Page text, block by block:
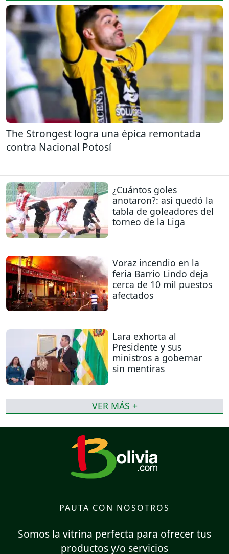
The Strongest logra una épica remontada
contra Nacional Potosí
¿Cuántos goles
anotaron?: así quedó la
tabla de goleadores del
torneo de la Liga
Voraz incendio en la
feria Barrio Lindo deja
cerca de 10 mil puestos
afectados
Lara exhorta al
Presidente y sus
ministros a gobernar
sin mentiras
VER MÁS +
PAUTA CON NOSOTROS
Somos la vitrina perfecta para ofrecer tus
productos y/o servicios